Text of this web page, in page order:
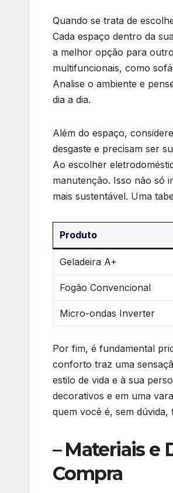
Quando ⁢se trata de
⁢Cada​ espaço dentro da
a melhor opção ⁣para
multifuncionais, como
Analise o ambiente e
dia a dia.
Além do espaço,
desgaste e⁤ precisam ser
Ao escolher
manutenção. Isso⁢ não só
mais sustentável.‌ Uma
Produto
Geladeira⁢ A+
Fogão Convencional
Micro-ondas ⁣Inverter
Por ⁤fim, é fundamental
conforto traz ​uma
estilo ⁢de ⁢vida e à sua
⁣decorativos e ​em uma
quem você é, sem dúvida,
– ⁣Materiais e
Compra